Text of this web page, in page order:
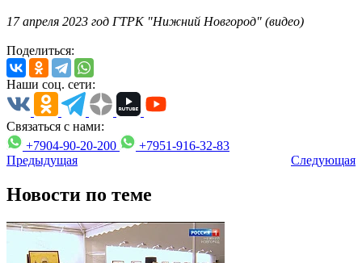
17 апреля 2023 год ГТРК "Нижний Новгород" (видео)
Поделиться:
Наши соц. сети:
Связаться с нами:
+7904-90-20-200
+7951-916-32-83
Предыдущая
Следующая
Новости по теме